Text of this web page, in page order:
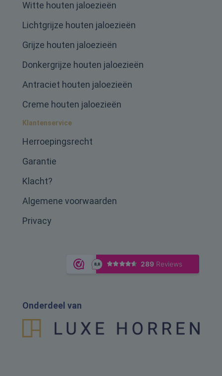
Witte houten jaloezieën
Lichtgrijze houten jaloezieën
Grijze houten jaloezieën
Donkergrijze houten jaloezieën
Antraciet houten jaloezieën
Creme houten jaloezieën
Klantenservice
Herroepingsrecht
Garantie
Klacht?
Algemene voorwaarden
Privacy
Onderdeel van